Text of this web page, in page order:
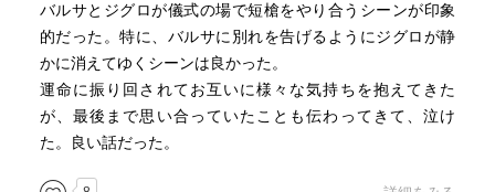
どうでもいいお話
父が、獣の奏者も精霊の守り人も聞いたことがないらし
く、とても驚きましたΣ੧(❛□❛✿)
聞いたことはあるだろうけれど、きっと興味がないから忘
れてしまうんだろうな……サッカー少年だったらしいし。
バルサとジグロが儀式の場で短槍をやり合うシーンが印象
的だった。特に、バルサに別れを告げるようにジグロが静
かに消えてゆくシーンは良かった。
運命に振り回されてお互いに様々な気持ちを抱えてきた
が、最後まで思い合っていたことも伝わってきて、泣け
た。良い話だった。